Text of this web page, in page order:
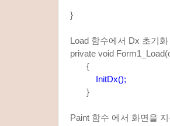
pp); // 디
}
Load 함수에서 Dx 초기
private void
{
InitDx();
}
Paint 함수 에서 화면을